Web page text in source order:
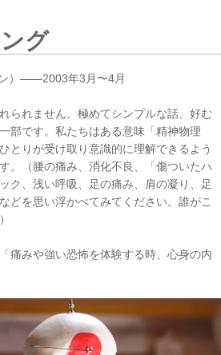
グ
ン）——2003年3月〜4月
られません。極めてシンプルな話、好む
部です。私たちはある意味「精神物理
とりが受け取り意識的に理解できるよう
。（腰の痛み、消化不良、「傷ついたハ
ク、浅い呼吸、足の痛み、肩の凝り、足
どを思い浮かべてみてください。誰がこ
痛みや強い恐怖を体験する時、心身の内